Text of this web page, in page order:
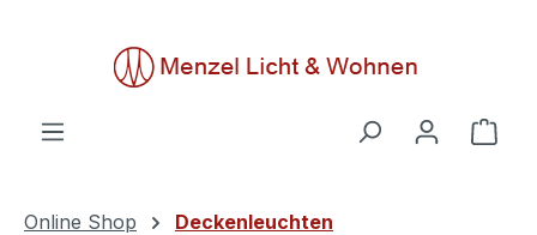
Online Shop Deckenleuchten